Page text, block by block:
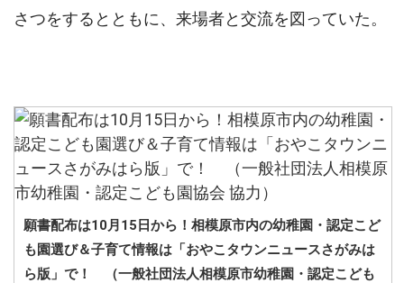
さつをするとともに、来場者と交流を図っていた。
願書配布は10月15日から！相模原市内の幼稚園・認定こど
も園選び＆子育て情報は「おやこタウンニュースさがみは
ら版」で！ （一般社団法人相模原市幼稚園・認定こども